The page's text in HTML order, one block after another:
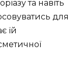
та навіть
для
їй